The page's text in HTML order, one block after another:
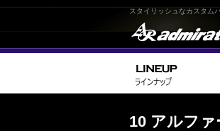
スタイリッシュなカスタム
10 アルフ